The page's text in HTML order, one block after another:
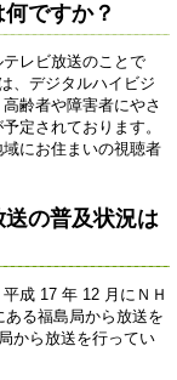
ですか？
レビ放送のことで
、デジタルハイビジ
齢者や障害者にやさ
定されております。
にお住まいの視聴者
の普及状況は
成 17 年 12 月にＮＨ
ある福島局から放送を
から放送を行ってい